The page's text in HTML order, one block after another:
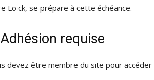
Loïck, se prépare à cette échéance.
Adhésion requise
devez être membre du site pour accéder